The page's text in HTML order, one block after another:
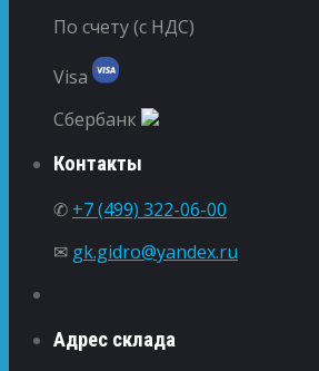
По счету (с НДС)
Visa
Сбербанк
Контакты
✆ +7 (499) 322-06-00
✉ gk.gidro@yandex.ru
Адрес склада